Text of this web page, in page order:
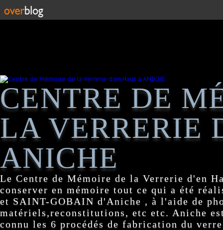
CENTRE DE
LA VERRERIE
ANICHE
Le Centre de Mémoire de la Verrerie d'en
conserver en mémoire tout ce qui a été
et SAINT-GOBAIN d'Aniche , à l'aide de
matériels,reconstitutions, etc etc. Aniche
connu les 6 procédés de fabrication du